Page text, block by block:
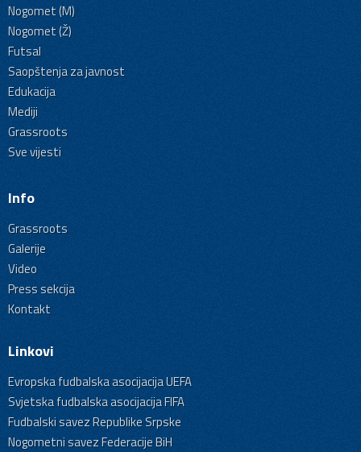
Nogomet (M)
Nogomet (Ž)
Futsal
Saopštenja za javnost
Edukacija
Mediji
Grassroots
Sve vijesti
Info
Grassroots
Galerije
Video
Press sekcija
Kontakt
Linkovi
Evropska fudbalska asocijacija UEFA
Svjetska fudbalska asocijacija FIFA
Fudbalski savez Republike Srpske
Nogometni savez Federacije BiH